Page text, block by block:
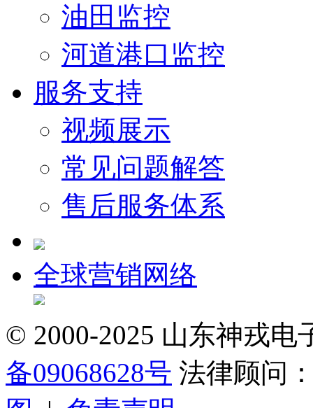
油田监控
河道港口监控
服务支持
视频展示
常见问题解答
售后服务体系
全球营销网络
© 2000-2025 山东神戎
备09068628号 法律顾问